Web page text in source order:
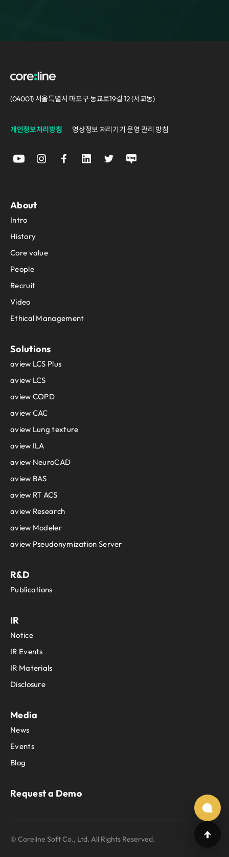
(04001) 서울특별시 마포구 동교로19길 12 (서교동)
개인정보처리방침 영상정보 처리기기 운영 관리 방침
About
Intro
History
Core value
People
Recruit
Video
Ethical Management
Solutions
aview LCS Plus
aview LCS
aview COPD
aview CAC
aview Lung texture
aview ILA
aview NeuroCAD
aview BAS
aview RT ACS
aview Research
aview Modeler
aview Pseudonymization Server
R&D
Publications
IR
Notice
IR Events
IR Materials
Disclosure
Media
News
Events
Blog
Request a Demo
© Coreline Soft Co., Ltd. All Rights Reserved.